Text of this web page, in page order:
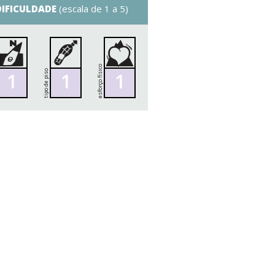
(escala de 1 a 5)
1 tipo de piso 1 esforço físico 1